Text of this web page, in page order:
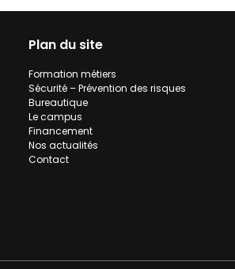
Plan du site
Formation métiers
Sécurité – Prévention des risques
Bureautique
Le campus
Financement
Nos actualités
Contact